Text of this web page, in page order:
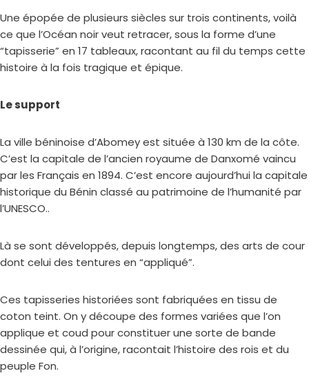
Une épopée de plusieurs siècles sur trois continents, voilà
ce que l’Océan noir veut retracer, sous la forme d’une
“tapisserie” en 17 tableaux, racontant au fil du temps cette
histoire à la fois tragique et épique.
Le support
La ville béninoise d’Abomey est située à 130 km de la côte.
C’est la capitale de l’ancien royaume de Danxomé vaincu
par les Français en 1894. C’est encore aujourd’hui la capitale
historique du Bénin classé au patrimoine de l’humanité par
l’UNESCO..
Là se sont développés, depuis longtemps, des arts de cour
dont celui des tentures en “appliqué”.
Ces tapisseries historiées sont fabriquées en tissu de
coton teint. On y découpe des formes variées que l’on
applique et coud pour constituer une sorte de bande
dessinée qui, à l’origine, racontait l’histoire des rois et du
peuple Fon.